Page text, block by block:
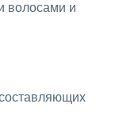
волосами и